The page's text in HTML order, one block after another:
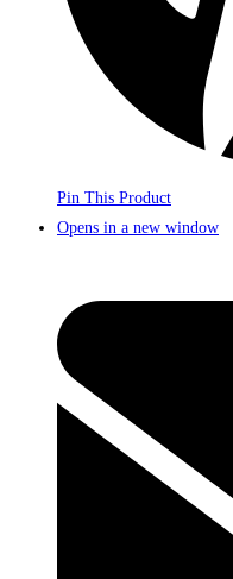
Pin This Product
Opens in a new window